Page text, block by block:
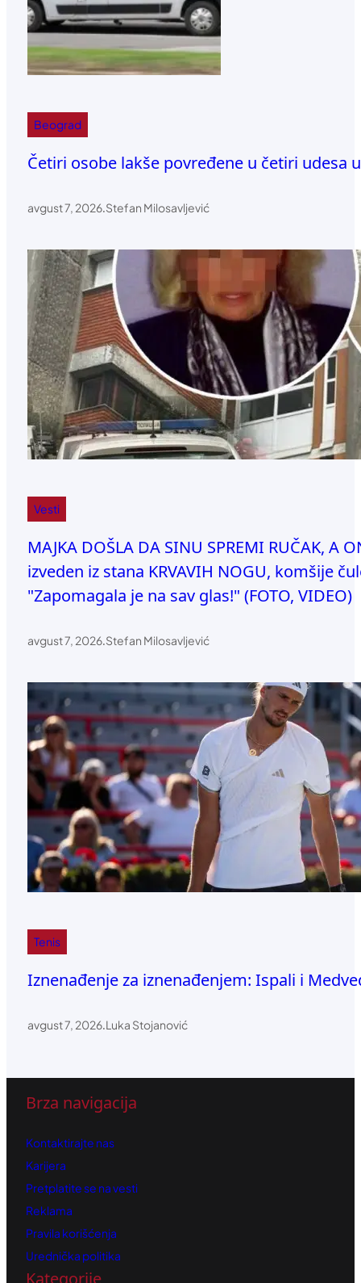
Beograd
Četiri osobe lakše povređene u četiri udesa
avgust 7, 2026.Stefan Milosavljević
Vesti
MAJKA DOŠLA DA SINU SPREMI RUČAK, A
izveden iz stana KRVAVIH NOGU, komšije
"Zapomagala je na sav glas!" (FOTO, VIDEO)
avgust 7, 2026.Stefan Milosavljević
Tenis
Iznenađenje za iznenađenjem: Ispali i
avgust 7, 2026.Luka Stojanović
Brza navigacija
Kontaktirajte nas
Karijera
Pretplatite se na vesti
Reklama
Pravila korišćenja
Urednička politika